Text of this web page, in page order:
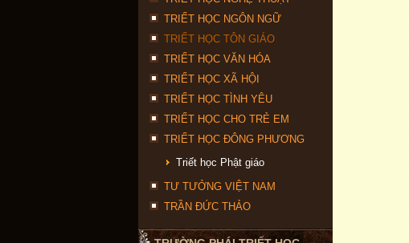
TRIẾT HỌC NGÔN NGỮ
TRIẾT HỌC TÔN GIÁO
TRIẾT HỌC VĂN HÓA
TRIẾT HỌC XÃ HỘI
TRIẾT HỌC TÌNH YÊU
TRIẾT HỌC CHO TRẺ EM
TRIẾT HỌC ĐÔNG PHƯƠNG
Triết học Phật giáo
TƯ TƯỞNG VIỆT NAM
TRẦN ĐỨC THẢO